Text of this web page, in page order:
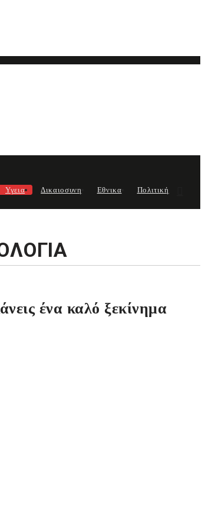
Υγεια Δικαιοσυνη Εθνικα Πολιτική
ένα καλό ξεκίνημα